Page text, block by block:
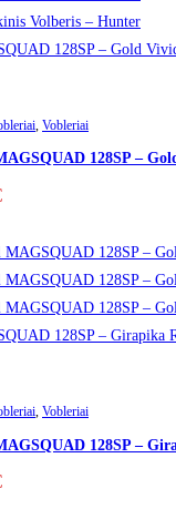
Vobleriai
128SP –
, Vobleriai
128SP –